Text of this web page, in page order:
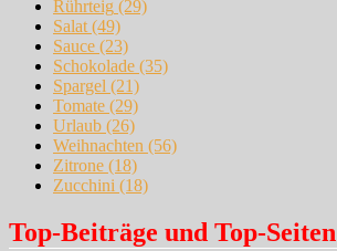
Rührteig (29)
Salat(49)
Sauce (23)
Schokolade (35)
Spargel (21)
Tomate (29)
Urlaub (26)
Weihnachten (56)
Zitrone (18)
Zucchini (18)
Top-Beiträge und Top-Seiten